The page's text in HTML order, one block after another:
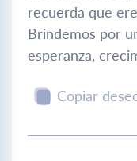
recuerda que
Brindemos por
esperanza,
Copiar